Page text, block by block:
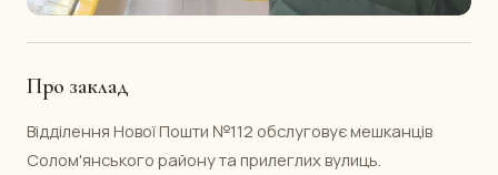
Про заклад
Відділення Нової Пошти №112 обслуговує мешканців
Солом'янського району та прилеглих вулиць.